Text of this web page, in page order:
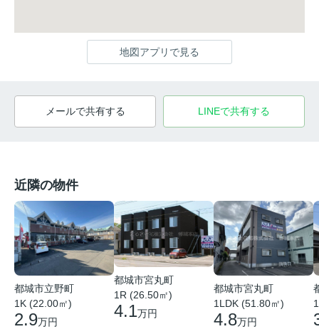
地図アプリで見る
メールで共有する LINEで共有する
近隣の物件
都城市立野町
1K (22.00㎡)
2.9万円
都城市宮丸町
1R (26.50㎡)
4.1万円
都城市宮丸町
1LDK (51.80㎡)
4.8万円